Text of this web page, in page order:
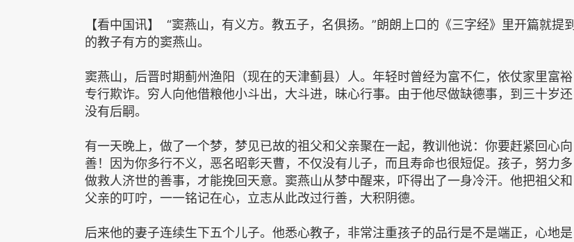
【看中国讯】 “窦燕山，有义方。教五子，名俱扬。”朗朗上口的《三字经》里开篇就提到
的教子有方的窦燕山。
窦燕山，后晋时期蓟州渔阳（现在的天津蓟县）人。年轻时曾经为富不仁，依仗家里富裕
专行欺诈。穷人向他借粮他小斗出，大斗进，昧心行事。由于他尽做缺德事，到三十岁还
没有后嗣。
有一天晚上，做了一个梦，梦见已故的祖父和父亲聚在一起，教训他说：你要赶紧回心向
善！因为你多行不义，恶名昭彰天曹，不仅没有儿子，而且寿命也很短促。孩子，努力多
做救人济世的善事，才能挽回天意。窦燕山从梦中醒来，吓得出了一身冷汗。他把祖父和
父亲的叮咛，一一铭记在心，立志从此改过行善，大积阴德。
后来他的妻子连续生下五个儿子。他悉心教子，非常注重孩子的品行是不是端正，心地是